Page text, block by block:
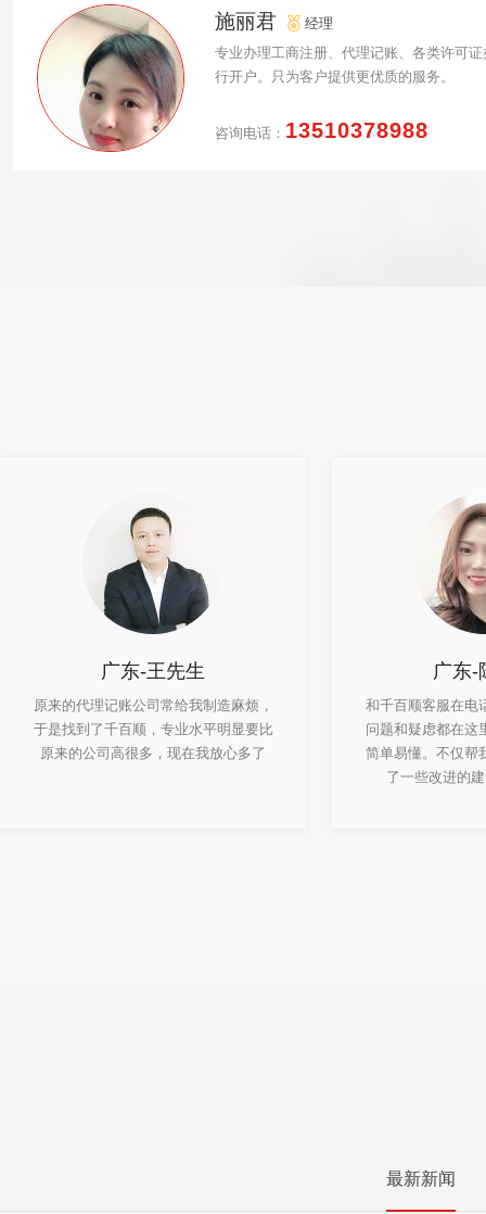
施丽君
经理
专业办理工商注册、代理记账、各类许可
行开户。只为客户提供更优质的服务。
咨询电话： 13510378988
广东-王先生
原来的代理记账公司常给我制造麻烦，
于是找到了千百顺，专业水平明显要比
原来的公司高很多，现在我放心多了
广东-
和千百顺客服在电
问题和疑虑都在这
简单易懂。不仅帮
了一些改进的
最新新闻